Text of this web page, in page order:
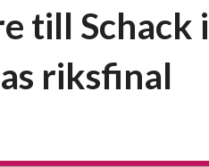
till Schack i
riksfinal